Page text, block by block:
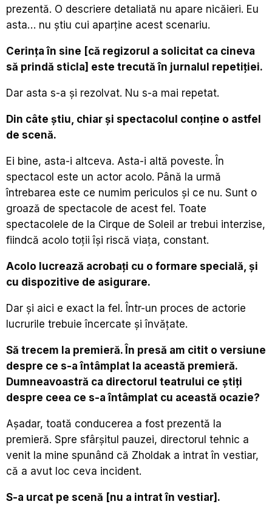
prezentă. O descriere detaliată nu apare nicăieri. Eu
asta… nu știu cui aparține acest scenariu.
Cerința în sine [că regizorul a solicitat ca cineva
să prindă sticla] este trecută în jurnalul repetiției.
Dar asta s-a și rezolvat. Nu s-a mai repetat.
Din câte știu, chiar și spectacolul conține o astfel
de scenă.
Ei bine, asta-i altceva. Asta-i altă poveste. În
spectacol este un actor acolo. Până la urmă
întrebarea este ce numim periculos și ce nu. Sunt o
groază de spectacole de acest fel. Toate
spectacolele de la Cirque de Soleil ar trebui interzise,
fiindcă acolo toții își riscă viața, constant.
Acolo lucrează acrobați cu o formare specială, și
cu dispozitive de asigurare.
Dar și aici e exact la fel. Într-un proces de actorie
lucrurile trebuie încercate și învățate.
Să trecem la premieră. În presă am citit o versiune
despre ce s-a întâmplat la această premieră.
Dumneavoastră ca directorul teatrului ce știți
despre ceea ce s-a întâmplat cu această ocazie?
Așadar, toată conducerea a fost prezentă la
premieră. Spre sfârșitul pauzei, directorul tehnic a
venit la mine spunând că Zholdak a intrat în vestiar,
că a avut loc ceva incident.
S-a urcat pe scenă [nu a intrat în vestiar].